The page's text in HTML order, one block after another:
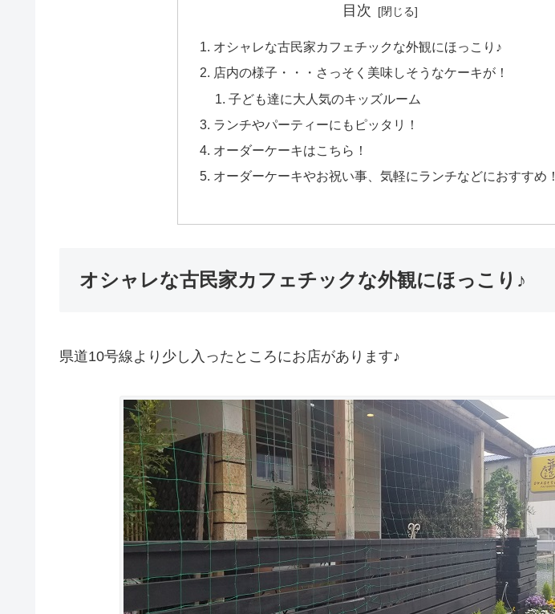
目次
オシャレな古民家カフェチックな外観にほっこり♪
店内の様子・・・さっそく美味しそうなケーキが！
子ども達に大人気のキッズルーム
ランチやパーティーにもピッタリ！
オーダーケーキはこちら！
オーダーケーキやお祝い事、気軽にランチなどにおすすめ！
オシャレな古民家カフェチックな外観にほっこり♪
県道10号線より少し入ったところにお店があります♪